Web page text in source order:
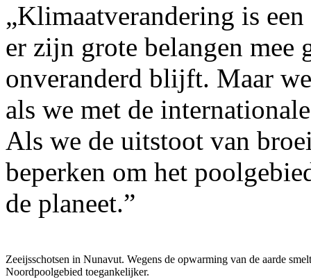
„Klimaatverandering is
er zijn grote belangen mee
onveranderd blijft. Maar
als we met de
Als we de uitstoot van
beperken om het
de planeet.”
Zeeijsschotsen in Nunavut. Wegens de opwarming van de aarde
Noordpoolgebied toegankelijker.